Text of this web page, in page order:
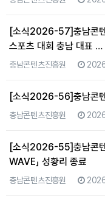
[소식2026-57]충남콘텐
스포츠 대회 충남 대표 …
충남콘텐츠진흥원
[소식2026-56]충남콘
충남콘텐츠진흥원
[소식2026-55]충남콘텐
WAVE」 성황리 종료
충남콘텐츠진흥원